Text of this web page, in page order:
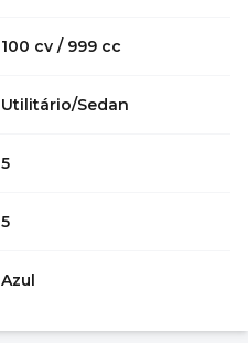
100 cv / 999 cc
Utilitário/Sedan
5
5
Azul